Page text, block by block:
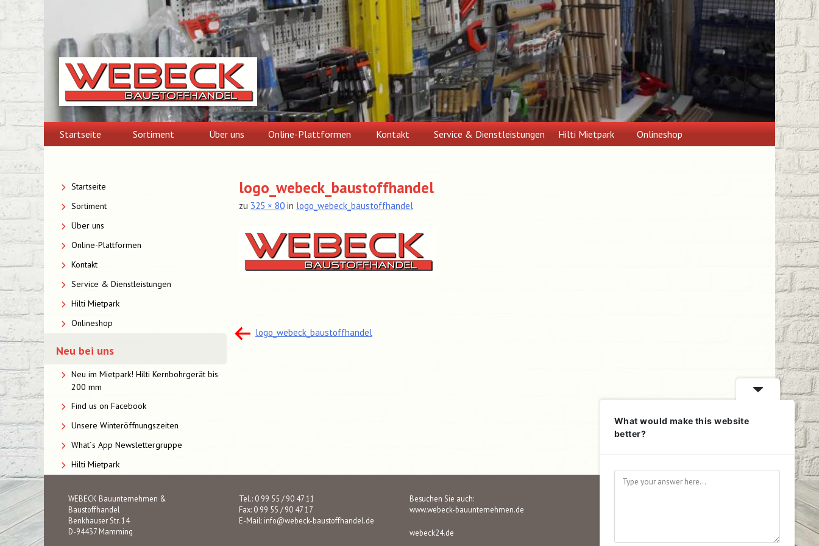
Skip
to
content
Startseite Sortiment Über uns Online-Plattformen Kontakt Service & Dienstleistungen Hilti Mietpark Onlineshop
logo_webeck_baustoffhandel
zu 325 × 80 in logo_webeck_baustoffhandel
Beitragsnavigation
logo_webeck_baustoffhandel
Startseite
Sortiment
Über uns
Online-Plattformen
Kontakt
Service & Dienstleistungen
Hilti Mietpark
Onlineshop
Neu bei uns
Neu im Mietpark! Hilti Kernbohrgerät bis
200 mm
Find us on Facebook
Unsere Winteröffnungszeiten
What´s App Newslettergruppe
Hilti Mietpark
WEBECK Bauunternehmen &
Baustoffhandel
Benkhauser Str. 14
D-94437 Mamming
Tel.: 0 99 55 / 90 47 11
Fax: 0 99 55 / 90 47 17
E-Mail: info@webeck-baustoffhandel.de
Besuchen Sie auch:
www.webeck-bauunternehmen.de
webeck24.de
What would make this website
better?